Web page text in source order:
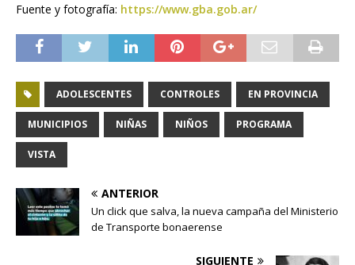
Fuente y fotografía: https://www.gba.gob.ar/
ADOLESCENTES CONTROLES EN PROVINCIA
MUNICIPIOS NIÑAS NIÑOS PROGRAMA
VISTA
ANTERIOR
Un click que salva, la nueva campaña del Ministerio
de Transporte bonaerense
SIGUIENTE